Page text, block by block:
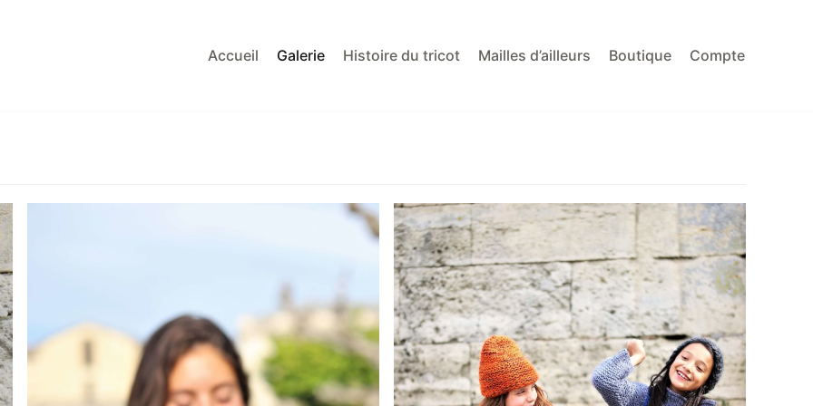
Accueil Galerie Histoire du tricot Mailles d’ailleurs Boutique Compte